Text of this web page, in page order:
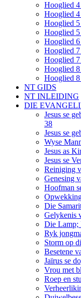
Hooglied 4
Hooglied
Hooglied
Hooglied 5
Hooglied 6
Hooglied
Hooglied 7
Hooglied
Hooglied
NT GIDS
NT INLEIDING
DIE
Jesus se
38
Jesus se
Wyse
Jesus as
Jesus se
Reiniging
Genesing
Hoofman
Die
Gelykenis
Die Lamp;
Ryk
Storm op
Besetene
Jaïrus se
Vrou met
Roep en